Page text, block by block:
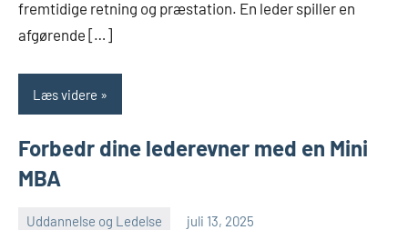
fremtidige retning og præstation. En leder spiller en
afgørende […]
Læs videre
Forbedr dine lederevner med en Mini
MBA
Uddannelse og Ledelse juli 13, 2025